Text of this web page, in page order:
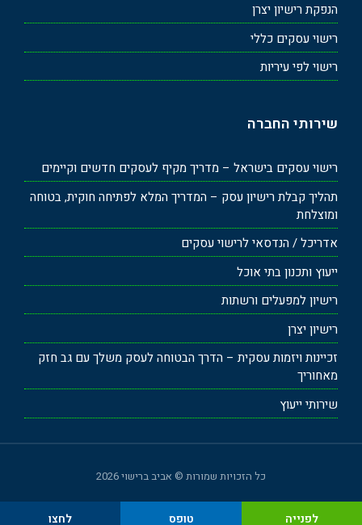
הנפקת רישיון יצרן
רישוי עסקים כללי
רישוי לפי עיריות
שירותי החברה
רישוי עסקים בישראל – מדריך מקיף לעסקים חדשים וקיימים
תהליך קבלת רישיון עסק – המדריך המלא לפתיחה חוקית, בטוחה
ומוצלחת
אדריכל / הנדסאי לרישוי עסקים
ייעוץ ותכנון בתי אוכל
רישיון למפעלים ורשתות
רישיון יצרן
זכיינות ויזמות עסקית – הדרך הבטוחה לעסק משלך עם גב חזק
מאחוריך
שירותי ייעוץ
כל הזכויות שמורות © אביב ברישוי 2026
לפנייה טופס לחצו